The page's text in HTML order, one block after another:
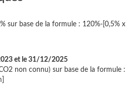
sur base de la formule : 120%-[0,5% x
et le 31/12/2025
non connu) sur base de la formule :